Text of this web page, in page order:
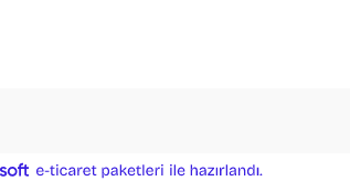
ideasoft e-